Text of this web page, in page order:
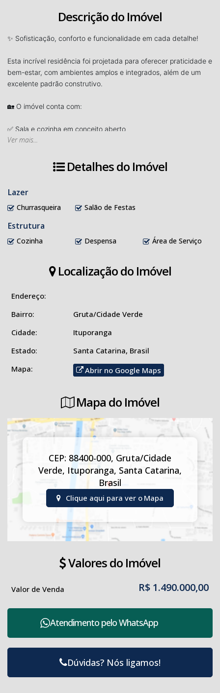
Descrição do Imóvel
✨ Sofisticação, conforto e funcionalidade em cada detalhe!
Esta incrível residência foi projetada para oferecer praticidade e
bem-estar, com ambientes amplos e integrados, além de um
excelente padrão construtivo.
🏡 O imóvel conta com:
✅ Sala e cozinha em conceito aberto
✅ 03 quartos, sendo 01 suíte com closet
✅ Área de festas ideal para receber amigos e familiares
✅ Garagem coberta para 02 carros
🔒 Casa totalmente murada e cercada, proporcionando mais
segurança e privacidade para toda a família.
✨ Além disso, permanecem todos os móveis no imóvel,
agregando ainda mais praticidade para quem deseja se mudar
Uma oportunidade única para quem busca qualidade de vida,
visita.
Ver mais...
Detalhes do Imóvel
Lazer
Churrasqueira Salão de Festas
Estrutura
Cozinha Despensa Área de Serviço
Localização do Imóvel
Endereço:
Bairro:
Gruta/Cidade Verde
Cidade:
Ituporanga
Estado:
Santa Catarina, Brasil
Mapa:
Abrir no Google Maps
Mapa do Imóvel
CEP: 88400-000, Gruta/Cidade
Verde, Ituporanga, Santa Catarina,
Brasil
Clique aqui para ver o Mapa
Valores do Imóvel
R$ 1.490.000,00
Valor de Venda
Atendimento peloWhatsApp
Dúvidas? Nós ligamos!